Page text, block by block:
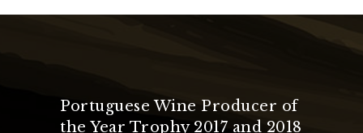
Portuguese Wine Producer of
the Year Trophy 2017 and 2018